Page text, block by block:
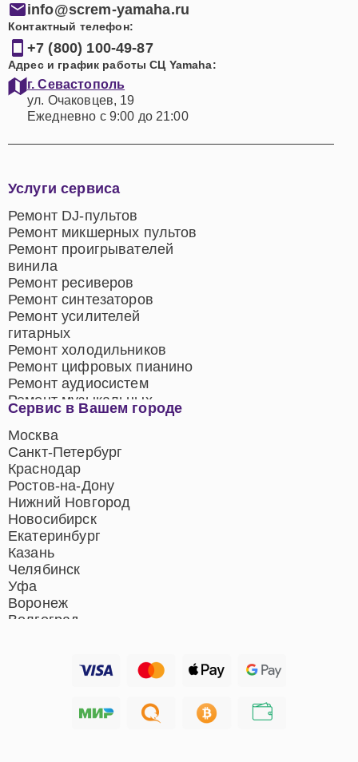
info@screm-yamaha.ru
Контактный телефон:
+7 (800) 100-49-87
Адрес и график работы СЦ Yamaha:
г. Севастополь
ул. Очаковцев, 19
Ежедневно с 9:00 до 21:00
Сервис в Вашем городе
Москва
Санкт-Петербург
Краснодар
Ростов-на-Дону
Нижний Новгород
Новосибирск
Екатеринбург
Казань
Челябинск
Уфа
Воронеж
Волгоград
Хабаровск
Услуги сервиса
Ремонт DJ-пультов
Ремонт микшерных пультов
Ремонт проигрывателей
винила
Ремонт ресиверов
Ремонт синтезаторов
Ремонт усилителей
гитарных
Ремонт холодильников
Ремонт цифровых пианино
Ремонт аудиосистем
Ремонт музыкальных
центров
Ремонт домашних
кинотеатров
Ремонт микрофонов
Ремонт акустических
систем